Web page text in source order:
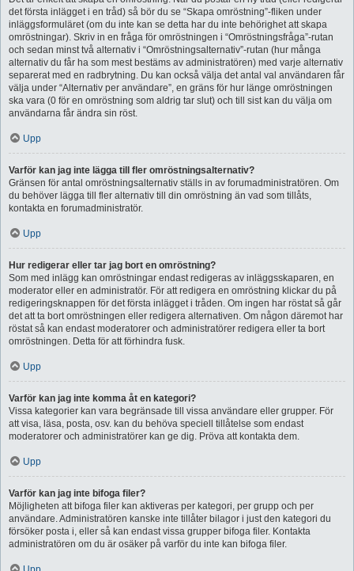
det första inlägget i en tråd) så bör du se “Skapa omröstning”-fliken under
inläggsformuläret (om du inte kan se detta har du inte behörighet att skapa
omröstningar). Skriv in en fråga för omröstningen i “Omröstningsfråga”-rutan
och sedan minst två alternativ i “Omröstningsalternativ”-rutan (hur många
alternativ du får ha som mest bestäms av administratören) med varje alternativ
separerat med en radbrytning. Du kan också välja det antal val användaren får
välja under “Alternativ per användare”, en gräns för hur länge omröstningen
ska vara (0 för en omröstning som aldrig tar slut) och till sist kan du välja om
användarna får ändra sin röst.
Upp
Varför kan jag inte lägga till fler omröstningsalternativ?
Gränsen för antal omröstningsalternativ ställs in av forumadministratören. Om
du behöver lägga till fler alternativ till din omröstning än vad som tillåts,
kontakta en forumadministratör.
Upp
Hur redigerar eller tar jag bort en omröstning?
Som med inlägg kan omröstningar endast redigeras av inläggsskaparen, en
moderator eller en administratör. För att redigera en omröstning klickar du på
redigeringsknappen för det första inlägget i tråden. Om ingen har röstat så går
det att ta bort omröstningen eller redigera alternativen. Om någon däremot har
röstat så kan endast moderatorer och administratörer redigera eller ta bort
omröstningen. Detta för att förhindra fusk.
Upp
Varför kan jag inte komma åt en kategori?
Vissa kategorier kan vara begränsade till vissa användare eller grupper. För
att visa, läsa, posta, osv. kan du behöva speciell tillåtelse som endast
moderatorer och administratörer kan ge dig. Pröva att kontakta dem.
Upp
Varför kan jag inte bifoga filer?
Möjligheten att bifoga filer kan aktiveras per kategori, per grupp och per
användare. Administratören kanske inte tillåter bilagor i just den kategori du
försöker posta i, eller så kan endast vissa grupper bifoga filer. Kontakta
administratören om du är osäker på varför du inte kan bifoga filer.